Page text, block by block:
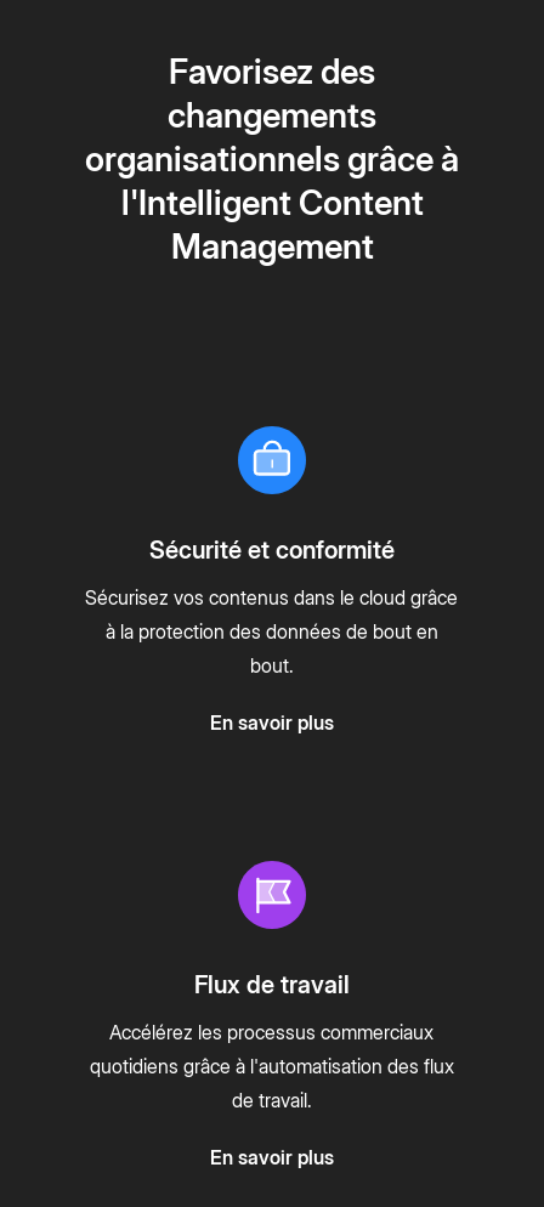
Favorisez des
changements
organisationnels grâce à
l'Intelligent Content
Management
Sécurité et conformité
Sécurisez vos contenus dans le cloud grâce
à la protection des données de bout en
bout.
En savoir plus
Flux de travail
Accélérez les processus commerciaux
quotidiens grâce à l'automatisation des flux
de travail.
En savoir plus